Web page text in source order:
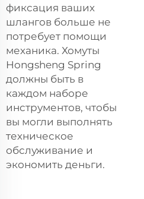
фиксация ваших
шлангов больше не
потребует помощи
механика. Хомуты
Hongsheng Spring
должны быть в
каждом наборе
инструментов, чтобы
вы могли выполнять
техническое
обслуживание и
экономить деньги.